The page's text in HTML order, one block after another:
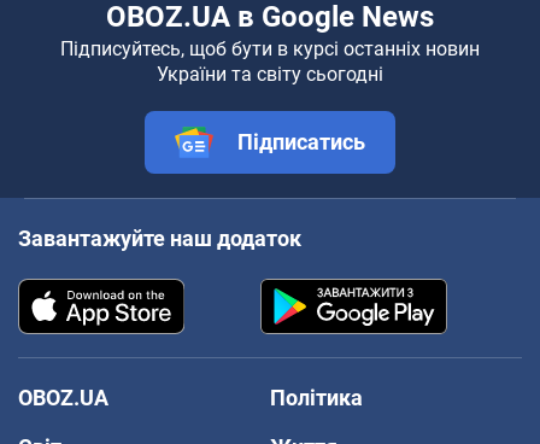
OBOZ.UA в Google News
Підписуйтесь, щоб бути в курсі останніх новин
України та світу сьогодні
Підписатись
Завантажуйте наш додаток
OBOZ.UA
Політика